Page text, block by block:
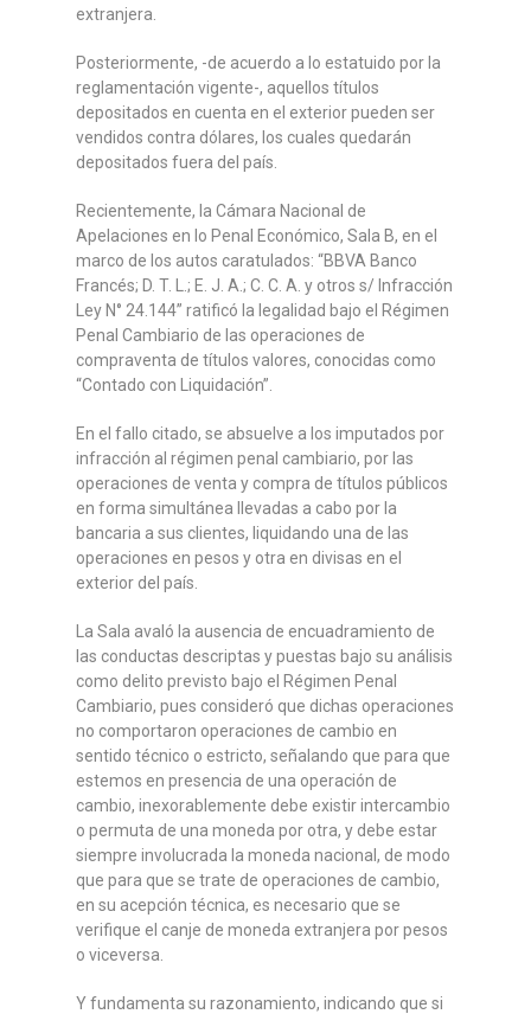
extranjera.
Posteriormente, -de acuerdo a lo estatuido por la
reglamentación vigente-, aquellos títulos
depositados en cuenta en el exterior pueden ser
vendidos contra dólares, los cuales quedarán
depositados fuera del país.
Recientemente, la Cámara Nacional de
Apelaciones en lo Penal Económico, Sala B, en el
marco de los autos caratulados: “BBVA Banco
Francés; D. T. L.; E. J. A.; C. C. A. y otros s/ Infracción
Ley N° 24.144” ratificó la legalidad bajo el Régimen
Penal Cambiario de las operaciones de
compraventa de títulos valores, conocidas como
“Contado con Liquidación”
En el fallo citado, se absuelve a los imputados por
infracción al régimen penal cambiario, por las
operaciones de venta y compra de títulos públicos
en forma simultánea llevadas a cabo por la
bancaria a sus clientes, liquidando una de las
operaciones en pesos y otra en divisas en el
exterior del país.
La Sala avaló la ausencia de encuadramiento de
las conductas descriptas y puestas bajo su análisis
como delito previsto bajo el Régimen Penal
Cambiario, pues consideró que dichas operaciones
no comportaron operaciones de cambio en
sentido técnico o estricto, señalando que para que
estemos en presencia de una operación de
cambio, inexorablemente debe existir intercambio
o permuta de una moneda por otra, y debe estar
siempre involucrada la moneda nacional, de modo
que para que se trate de operaciones de cambio,
en su acepción técnica, es necesario que se
verifique el canje de moneda extranjera por pesos
o viceversa.
Y fundamenta su razonamiento, indicando que si